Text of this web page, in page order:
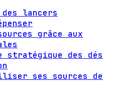
des lancers
grâce aux
stratégique des dés
ses sources de